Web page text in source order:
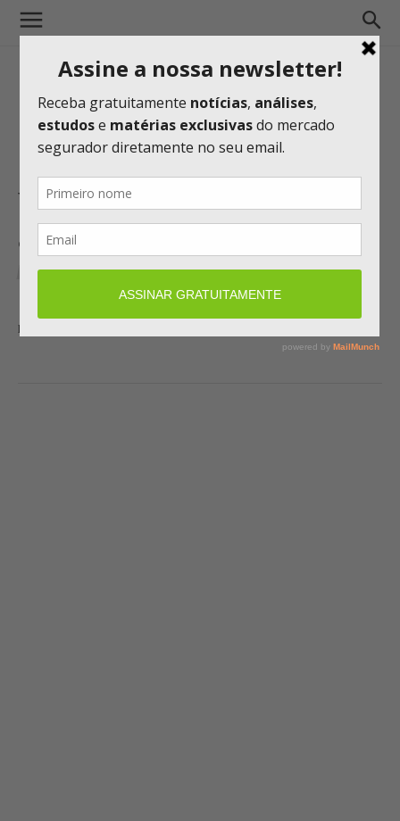
Valor 1000: É hora de
acelerar as mudanças
EXCLUSIVAS MERCADO
por